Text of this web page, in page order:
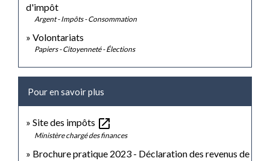
d'impôt
Argent - Impôts - Consommation
Volontariats
Papiers - Citoyenneté - Élections
Pour en savoir plus
Site des impôts open_in_new
Ministère chargé des finances
Brochure pratique 2023 - Déclaration des revenus de